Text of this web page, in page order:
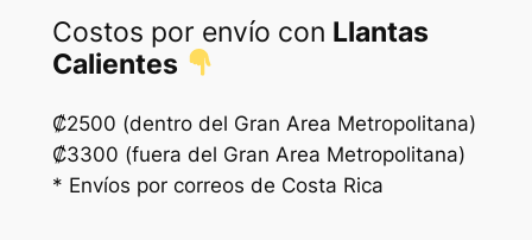
Costos por envío con Llantas
Calientes
₡2500 (dentro del Gran Area Metropolitana)
₡3300 (fuera del Gran Area Metropolitana)
* Envíos por correos de Costa Rica